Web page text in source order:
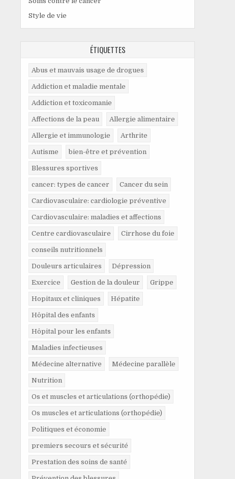
Style de vie
ÉTIQUETTES
Abus et mauvais usage de drogues
Addiction et maladie mentale
Addiction et toxicomanie
Affections de la peau Allergie alimentaire
Allergie et immunologie Arthrite
Autisme bien-être et prévention
Blessures sportives
cancer: types de cancer Cancer du sein
Cardiovasculaire: cardiologie préventive
Cardiovasculaire: maladies et affections
Centre cardiovasculaire Cirrhose du foie
conseils nutritionnels
Douleurs articulaires Dépression
Exercice Gestion de la douleur Grippe
Hopitaux et cliniques Hépatite
Hôpital des enfants
Hôpital pour les enfants
Maladies infectieuses
Médecine alternative Médecine parallèle
Nutrition
Os et muscles et articulations (orthopédie)
Os muscles et articulations (orthopédie)
Politiques et économie
premiers secours et sécurité
Prestation des soins de santé